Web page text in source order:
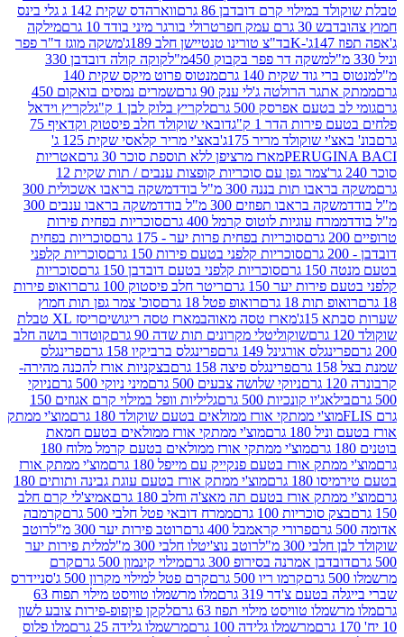
קרם דובדבן 86 גרם
ווארהדס שקית 142 ג גלי בינס
דבש 30 גרם עמק חפר
טרולי בורגר מיני בודד 10 גרם
מילקה
בד"צ טורינו טנטיישן חלב 189ג'
משקה מוגז ד"ר פפר
משקה דר פפר בקבוק 450מ"ל
קוקה קולה דובדבן 330
גוד שקית 140 גרם
מנטוס פרוט מיקס שקית 140
הרולטה ג'לי ענק 90 גרם
שמרים נמסים בואקום 450
אפרסק 500 גרם
לקריץ בלוק לבן 1 ק"ג
לקריץ וידאל
הדר 1 ק"ג
דובאי שוקולד חלב פיסטוק וקדאיף 75
שוקולד מריר 175ג'
באצ'י מריר קלאסי שקית 125 ג'
מארז מרציפן ללא תוספת סוכר 30 גרם
אטריות
צמר גפן עם סוכריות קופצות ענבים / תות שקית 12
תות בננה 300 מ"ל בודד
משקה בראבו אשכולית 300
בראבו תפוזים 300 מ"ל בודד
משקה בראבו ענבים 300
עוגיות לוטוס קרמל 400 גרם
סוכריות בפחית פירות
סוכריות בפחית פרות יער - 175 גרם
סוכריות בפחית
סוכריות קלפני בטעם פירות 150 גרם
סוכריות קלפני
סוכריות קלפני בטעם דובדבן 150 גרם
סוכריות
יער 150 גרם
ריטר חלב פיסטוק 100 גרם
רואופ פירות
תות 18 גרם
רואופ פטל 18 גרם
סוכ' צמר גפן תות חמוץ
מארז טסה מאוהב מארז טסה ריגושים
ריסז XL טבלת
שוקוליטלי מקרונים תות שדה 90 גרם
קוטדור בושה חלב
אורגינל 149 גרם
פרינגלס ברביקיו 158 גרם
פרינגלס
פרינגלס פיצה 158 גרם
בצקניות אורז להכנה מהירה-
ניוקי שלושה צבעים 500 גרם
מיני ניוקי 500 גרם
ניוקי
קונכיות 500 גרם
גליליות וופל במילוי קרם אגוזים 150
ממתקי אורז ממולאים בטעם שוקולד 180 גרם
מוצ'י ממתק
גרם
מוצ'י ממתקי אורז ממולאים בטעם חמאת
מוצ'י ממתקי אורז ממולאים בטעם קרמל מלוח 180
אורז בטעם פנקייק עם מייפל 180 גרם
מוצ'י ממתק אורז
גרם
מוצ'י ממתק אורז בטעם עוגת גבינה ותותים 180
אורז בטעם תה מאצ'ה וחלב 180 גרם
אמיצ'לי קרם חלב
סוכריות 100 גרם
ממרח דובאי פטל חלבי 500 גרם
קרמבה
פרורי קראמבל 400 גרם
רוטב פירות יער 300 מ"ל
רוטב
300 מ"ל
רוטב נוצ'יטלו חלבי 300 מ"ל
מלית פירות יער
אמרנה בסירופ 300 גרם
מילוי קינמון 500 גרם
קרם
קרמו ריו 500 גרם
קרם פטל למילוי מקרון 500 ג'
סניידרס
צ'דר 319 גרם
מלו מרשמלו טוויסט מילוי תפוח 63
טוויסט מילוי תפוז 63 גרם
לקקן פיןפופ-פירות צובע לשון
מרשמלו גלידה 100 גרם
מרשמלו גלידה 25 גרם
מלו פלוס